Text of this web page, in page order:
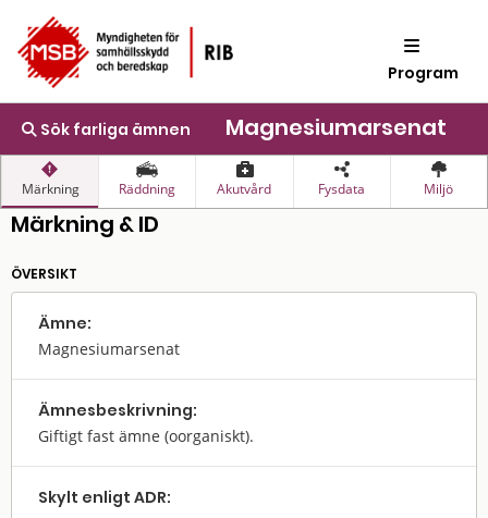
Program
Sök farliga ämnen Magnesiumarsenat
Märkning Räddning Akutvård Fysdata Miljö
Märkning & ID
ÖVERSIKT
Ämne:
Magnesiumarsenat
Ämnes­beskrivning:
Giftigt fast ämne (oorganiskt).
Skylt enligt ADR: